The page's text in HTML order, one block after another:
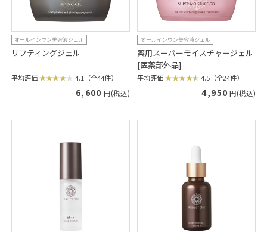
オールインワン美容液ジェル
リフティングジェル
平均評価 4.1（全44件）
6,600 円(税込)
オールインワン美容液ジェル
薬用スーパーモイスチャージェル
[医薬部外品]
平均評価 4.5（全24件）
4,950 円(税込)